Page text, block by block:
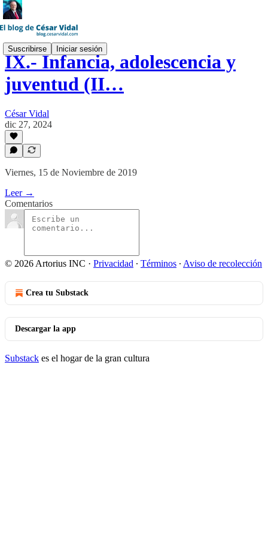
Suscribirse Iniciar sesión
IX.- Infancia, adolescencia y
juventud (II…
César Vidal
dic 27, 2024
Viernes, 15 de Noviembre de 2019
Leer →
Comentarios
© 2026 Artorius INC · Privacidad ∙ Términos ∙ Aviso de recolección
Crea tu Substack
Descargar la app
Substack es el hogar de la gran cultura